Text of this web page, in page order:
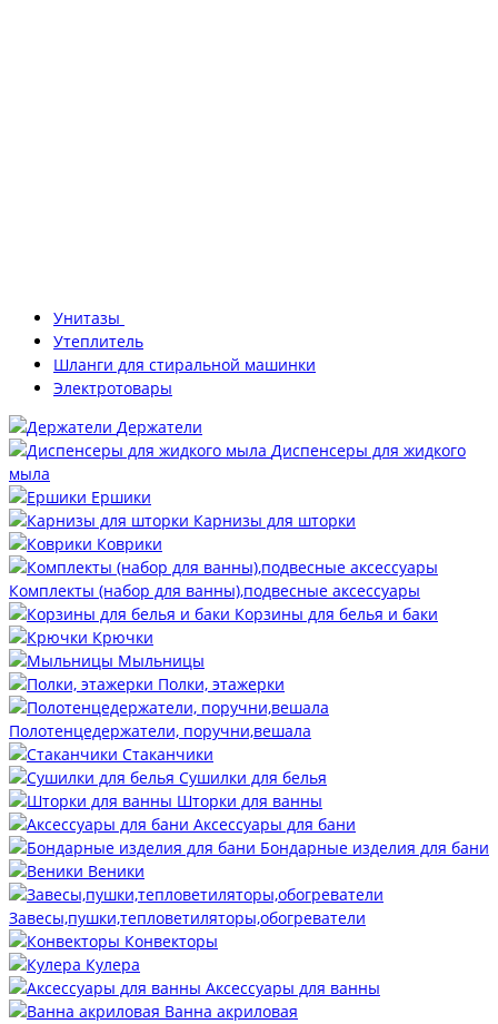
Унитазы
Утеплитель
Шланги для стиральной машинки
Электротовары
Держатели
Диспенсеры для жидкого
мыла
Ершики
Карнизы для шторки
Коврики
Комплекты (набор для ванны),подвесные аксессуары
Корзины для белья и баки
Крючки
Мыльницы
Полки, этажерки
Полотенцедержатели, поручни,вешала
Стаканчики
Сушилки для белья
Шторки для ванны
Аксессуары для бани
Бондарные изделия для бани
Веники
Завесы,пушки,тепловетиляторы,обогреватели
Конвекторы
Кулера
Аксессуары для ванны
Ванна акриловая